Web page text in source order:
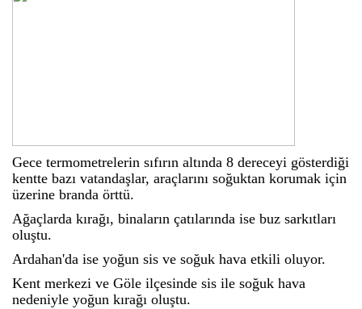
Gece termometrelerin sıfırın altında 8 dereceyi gösterdiği
kentte bazı vatandaşlar, araçlarını soğuktan korumak için
üzerine branda örttü.
Ağaçlarda kırağı, binaların çatılarında ise buz sarkıtları
oluştu.
Ardahan'da ise yoğun sis ve soğuk hava etkili oluyor.
Kent merkezi ve Göle ilçesinde sis ile soğuk hava
nedeniyle yoğun kırağı oluştu.